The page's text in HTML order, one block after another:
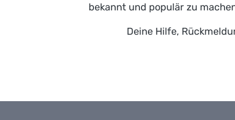
bekannt und populär zu
Deine Hilfe,